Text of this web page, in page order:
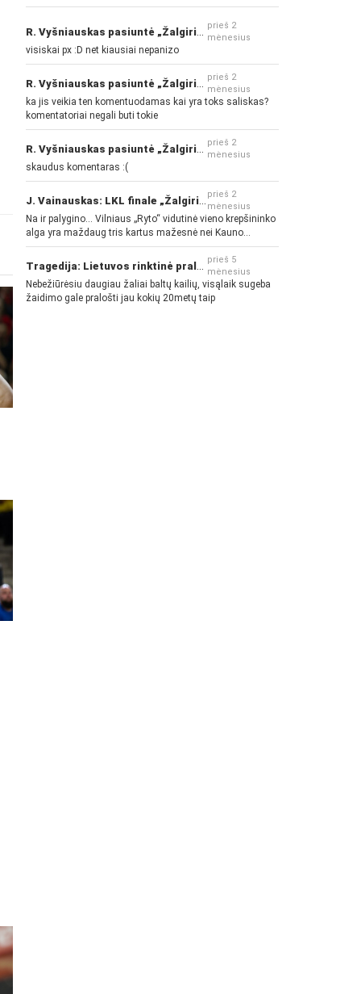
prieš 2
mėnesius
visiskai px :D net kiausiai nepanizo
prieš 2
mėnesius
ka jis veikia ten komentuodamas kai yra toks saliskas?
komentatoriai negali buti tokie
prieš 2
mėnesius
skaudus komentaras :(
prieš 2
mėnesius
Na ir palygino... Vilniaus „Ryto“ vidutinė vieno krepšininko
alga yra maždaug tris kartus mažesnė nei Kauno
„Žalgirio“... Mokama už sugebėjimus... Nėra pinigų - nėra
gerų žaidėjų...
prieš 5
mėnesius
Nebežiūrėsiu daugiau žaliai baltų kailių, visąlaik sugeba
žaidimo gale pralošti jau kokių 20metų taip